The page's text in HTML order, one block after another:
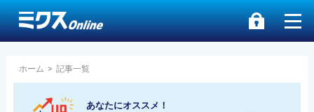
ホーム > 記事一覧
あなたにオススメ！